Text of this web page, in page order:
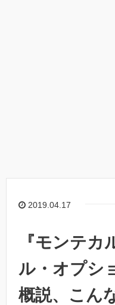
2019.04.17
『モンテカ
ル・オプシ
概説、こん